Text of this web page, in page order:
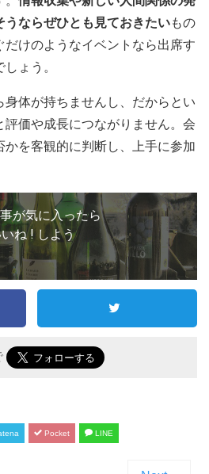
うならぜひとも見ておきたいもの
だけのようなイベントなら出席す
ょう。
体が持ちませんし、だからとい
評価や成長につながりません。会
を客観的に判断し、上手に参加
が気に入ったら
ね ! しよう
Pocket LINE